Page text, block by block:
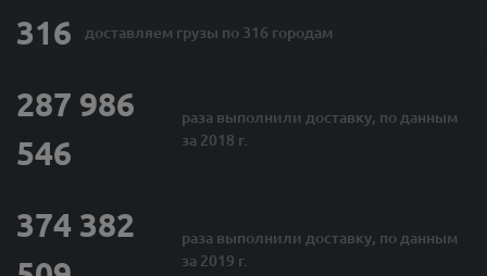
316 доставляем грузы по 316 городам
287 986
546
раза выполнили доставку, по данным
за 2018 г.
374 382
раза выполнили доставку, по данным
за 2019 г.